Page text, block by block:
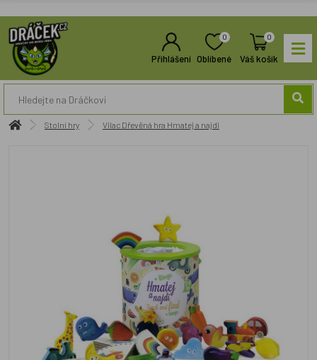
Přihlášení
0
Oblíbené
0
Váš košík
Stolní hry Vilac Dřevěná hra Hmatej a najdi